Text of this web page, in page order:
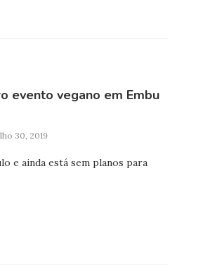
evento vegano em Embu
30, 2019
e ainda está sem planos para